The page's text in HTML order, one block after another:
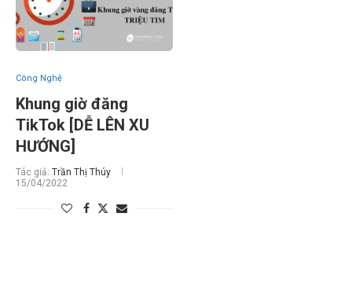
Công Nghệ
Khung giờ đăng
TikTok [DỄ LÊN XU
HƯỚNG]
Tác giả: Trần Thị Thúy
15/04/2022